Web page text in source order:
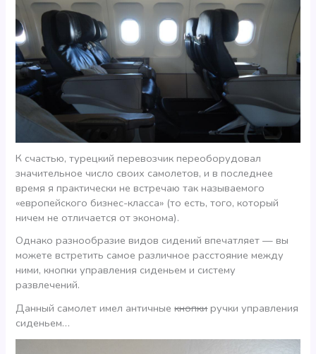
К счастью, турецкий перевозчик переоборудовал
значительное число своих самолетов, и в последнее
время я практически не встречаю так называемого
«европейского бизнес-класса» (то есть, того, который
ничем не отличается от эконома).
Однако разнообразие видов сидений впечатляет — вы
можете встретить самое различное расстояние между
ними, кнопки управления сиденьем и систему
развлечений.
Данный самолет имел античныекнопкиручки управления
сиденьем…